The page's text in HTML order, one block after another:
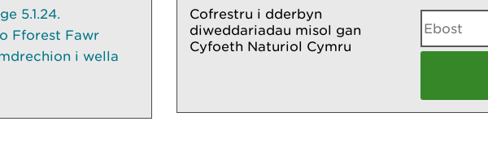
5.1.24.
Fforest Fawr
i wella
Cofrestru i dderbyn
diweddariadau misol gan
Cyfoeth Naturiol Cymru